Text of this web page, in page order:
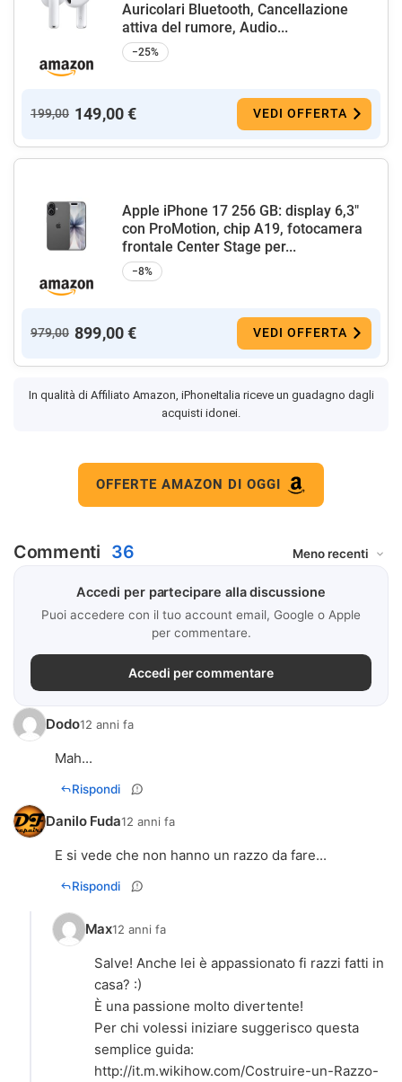
Auricolari Bluetooth, Cancellazione
attiva del rumore, Audio...
−25%
199,00 149,00 € VEDI OFFERTA
Apple iPhone 17 256 GB: display 6,3"
con ProMotion, chip A19, fotocamera
frontale Center Stage per...
−8%
979,00 899,00 € VEDI OFFERTA
In qualità di Affiliato Amazon, iPhoneItalia riceve un guadagno dagli
acquisti idonei.
OFFERTE AMAZON DI OGGI
Commenti 36
Accedi per partecipare alla discussione
Puoi accedere con il tuo account email, Google o Apple
per commentare.
Accedi per commentare
Dodo12 anni fa
Mah...
Rispondi
Danilo Fuda12 anni fa
E si vede che non hanno un razzo da fare...
Rispondi
Max12 anni fa
Salve! Anche lei è appassionato fi razzi fatti in
casa? :)
È una passione molto divertente!
Per chi volessi iniziare suggerisco questa
http://it.m.wikihow.com/Costruire-un-Razzo-